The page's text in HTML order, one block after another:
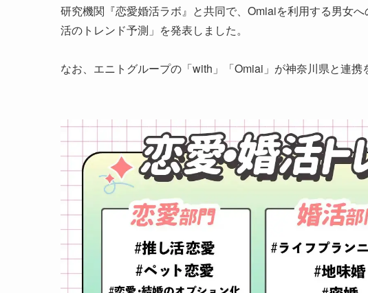
研究機関『恋愛婚活ラボ』と共同で、Omiaiを利用する男女
活のトレンド予測」を発表しました。
なお、エニトグループの「with」「Omiai」が神奈川県と連携